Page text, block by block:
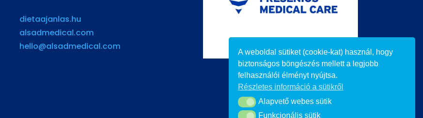
dietaajanlas.hu
alsadmedical.com
hello@alsadmedical.com
A weboldal sütiket (cookie-kat) használ, hogy
biztonságos böngészés mellett a legjobb
felhasználói élményt nyújtsa.
Részletes információ a sütikről
Alapvető webes sütik
Alapvető webes sütik
Funkcionális sütik
Funkcionális sütik